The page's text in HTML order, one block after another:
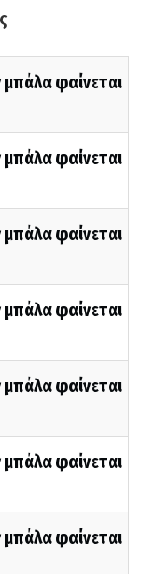
φαίνεται
φαίνεται
φαίνεται
φαίνεται
φαίνεται
φαίνεται
φαίνεται